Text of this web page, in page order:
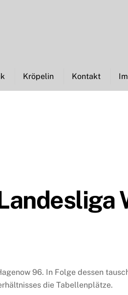
Kröpelin Kontakt
96. In Folge dessen
die Tabellenplätze.